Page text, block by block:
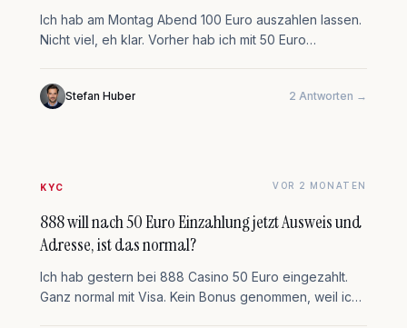
Ich hab am Montag Abend 100 Euro auszahlen lassen.
Nicht viel, eh klar. Vorher hab ich mit 50 Euro
Stefan Huber 2 Antworten →
KYC VOR 2 MONATEN
888 will nach 50 Euro Einzahlung jetzt Ausweis und
Adresse, ist das normal?
Ich hab gestern bei 888 Casino 50 Euro eingezahlt.
Ganz normal mit Visa. Kein Bonus genommen, weil ich